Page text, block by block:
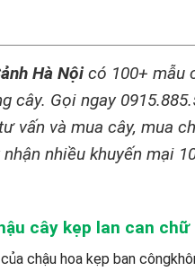
Hà Nộicó 100+ mẫu
cây. Gọi ngay
vấn và mua cây, mua
nhiều khuyến mại
cây kẹp lan can chữ
chậu hoa kẹp ban